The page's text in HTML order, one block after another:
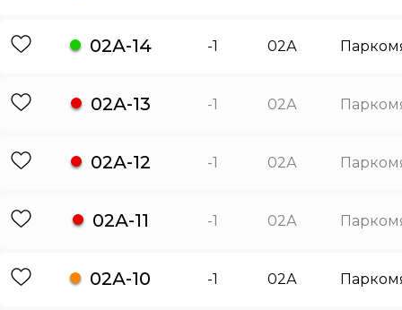
02А-14 -1 02А
02А-13 -1 02А
02А-12 -1 02А
02А-11 -1 02А
02А-10 -1 02А